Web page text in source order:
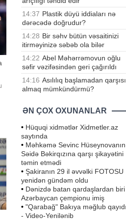
14:37 Plastik düyü iddiaları nə
dərəcədə doğrudur?
14:28 Bir səhv bütün vəsaitinizi
itirməyinizə səbəb ola bilər
14:22 Abel Məhərrəmovun oğlu
səfir vəzifəsindən geri çağırıldı
14:16 Asılılıq başlamadan
almaq mümkündürmü?
ƏN ÇOX OXUNANLAR
• Hüquqi xidmətlər Xidmetler.az
saytında
• Məhkəmə Sevinc Hüseynovanın
Səidə Bəkirqızına qarşı şikayətini
təmin etmədi
• Şakiranın 29 il əvvəlki FOTOSU
yenidən gündəm oldu
• Dənizdə batan qardaşlardan biri
Azərbaycan çempionu imiş
• "Qarabağ" Bakıya məğlub
- Video-Yenilənib